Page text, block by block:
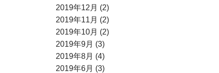
2019年12月 (2)
2019年11月 (2)
2019年10月 (2)
2019年9月 (3)
2019年8月 (4)
2019年6月 (3)